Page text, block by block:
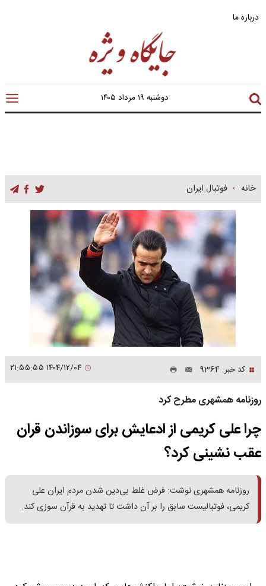
درباره ما
دوشنبه ۱۹ مرداد ۱۴۰۵
خانه فوتبال ایران
کد خبر: 9364
روزنامه همشهری مطرح کرد
چرا علی کریمی از ادعایش برای سوزاندن قران
عقب نشینی کرد؟
روزنامه همشهری نوشت: فرض غلط بی‌دین شدن مردم ایران علی
کریمی، فوتبالیست سابق را بر آن داشت تا تهدید به قرآن سوزی کند.